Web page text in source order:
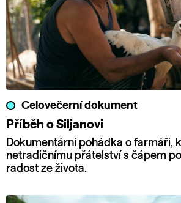
Celovečerní dokument
Příběh o Siljanovi
Dokumentární pohádka o farmáři,
netradičnímu přátelství s čápem
radost ze života.